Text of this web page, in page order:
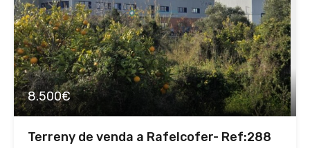
8.500€
Terreny de venda a Rafelcofer- Ref:288